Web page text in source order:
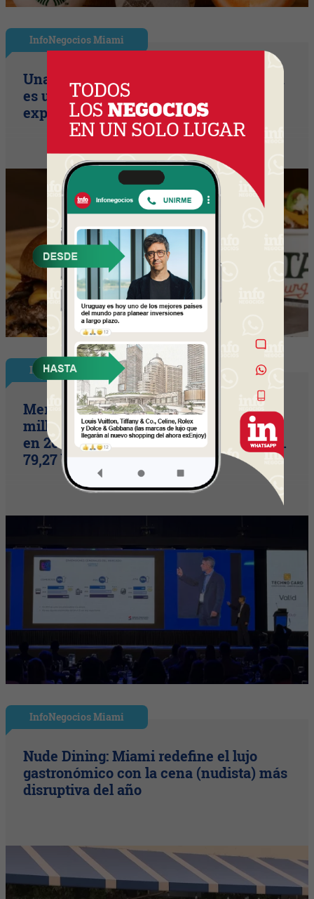
InfoNegocios Miami
Una compañía de seguros, que también
es una cadena de hamburguesería (la
expansión temática en Miami)
InfoNegocios en PY
Mercado de pagos proyecta 656
millones de transacciones con tarjetas
en 2026 (volumen operado alcanzaría G.
79,27 billones)
InfoNegocios Miami
Nude Dining: Miami redefine el lujo
gastronómico con la cena (nudista) más
disruptiva del año